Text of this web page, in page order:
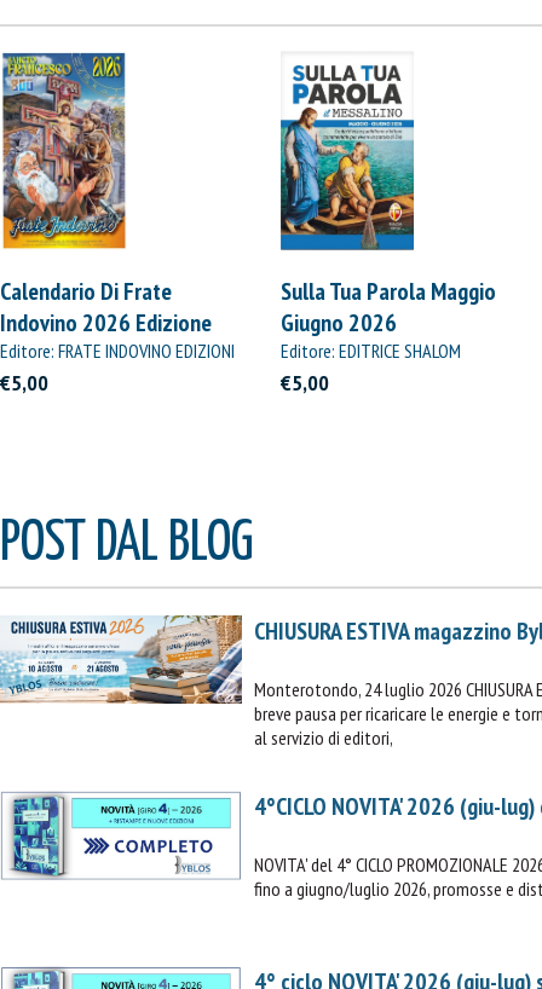
Calendario Di Frate
Indovino 2026 Edizione
Straordinaria
Editore: FRATE INDOVINO EDIZIONI
€5,00
Sulla Tua Parola Maggio
Giugno 2026
Editore: EDITRICE SHALOM
€5,00
POST DAL BLOG
CHIUSURA ESTIVA magazzino
Monterotondo, 24 luglio 2026 CHIUSURA
breve pausa per ricaricare le energie e
al servizio di editori,
4°CICLO NOVITA' 2026 (giu-
NOVITA' del 4° CICLO PROMOZIONALE
fino a giugno/luglio 2026, promosse e
4° ciclo NOVITA' 2026 (giu-lug)
IL MIO CARRELLO
stai aggiungendo questo articolo:
Quantità:
CONTINUA GLI ACQUISTI